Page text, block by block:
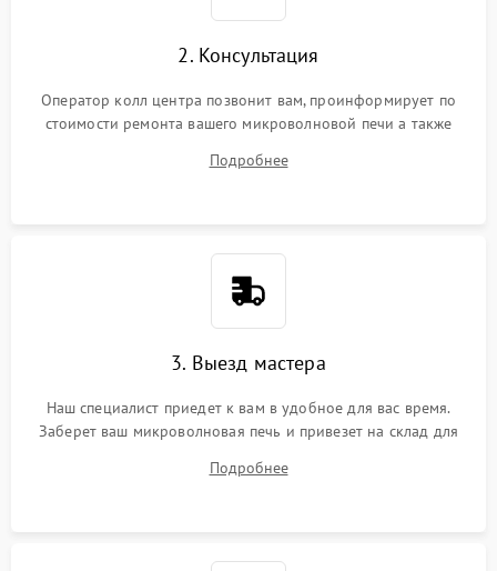
2. Консультация
Оператор колл центра позвонит вам, проинформирует по
стоимости ремонта вашего микроволновой печи а также
Подробнее
3. Выезд мастера
Наш специалист приедет к вам в удобное для вас время.
Заберет ваш микроволновая печь и привезет на склад для
Подробнее